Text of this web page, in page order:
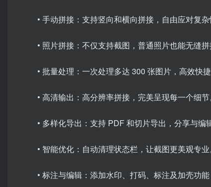
• 手动拼接：支持竖向和横向拼接，自由应对复杂
• 照片拼接：不仅支持截图，普通照片也能无缝拼
• 批量处理：一次处理多达 300 张图片，高效快捷
• 高清输出：高分辨率拼接，完美呈现每一个细节
• 多样化导出：支持 PDF 和切片导出，分享与编
• 智能优化：自动清理状态栏，让截图更美观专业
• 标注与编辑：添加水印、打码、标注及加壳功能